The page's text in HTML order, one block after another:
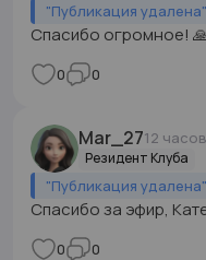
"Публикация удалена"
Спасибо огромное!
0 0
Mar_2712
Резидент Клуба
"Публикация удалена"
Спасибо за эфир,
0 0